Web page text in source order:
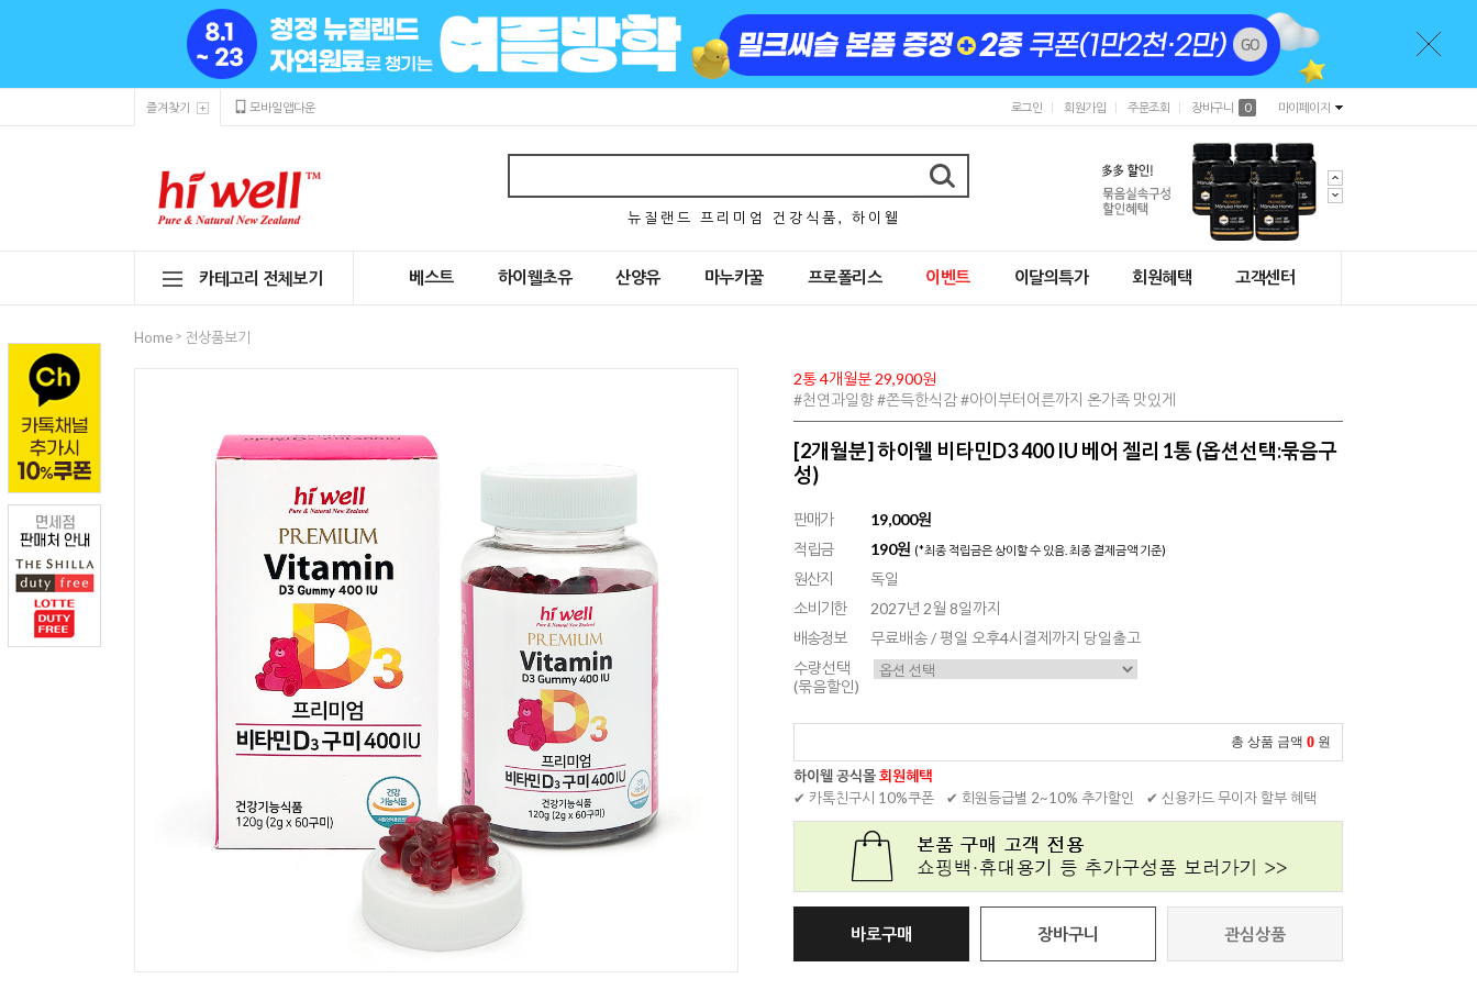
즐겨찾기 모바일앱다운 로그인 회원가입 주문조회 장바구니 0 마이페이지
뉴 질 랜 드 프 리 미 엄 건 강 식 품 , 하 이 웰
카테고리 전체보기 베스트 하이웰초유 산양유 마누카꿀 프로폴리스 이벤트 이달의특가 회원혜택 고객센터
Home > 전상품보기
2통 4개월분 29,900원
#천연과일향 #쫀득한식감 #아이부터어른까지 온가족 맛있게
[2개월분] 하이웰 비타민D3 400 IU 베어 젤리 1통 (옵션선택:묶음구
성)
판매가
19,000원
적립금
190원 (*최종 적립금은 상이할 수 있음. 최종 결제금액 기준)
원산지
독일
소비기한
2027년 2월 8일까지
배송정보
무료배송 / 평일 오후4시결제까지 당일출고
수량선택
(묶음할인)
총 상품 금액 0 원
하이웰 공식몰회원혜택
✔ 카톡친구시 10%쿠폰
✔ 회원등급별 2~10% 추가할인 ✔ 신용카드 무이자 할부 혜택
바로구매 장바구니 관심상품